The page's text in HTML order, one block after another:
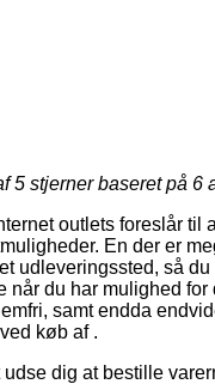
5 stjerner baseret på 6
outlets foreslår til
En der er
udleveringssted, så
når du har mulighed for
samt endda
køb af .
dig at bestille